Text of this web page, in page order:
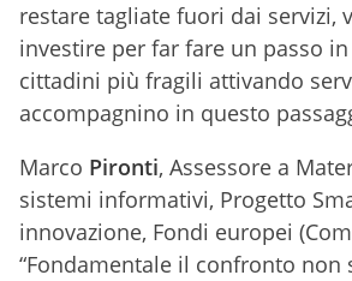
restare tagliate fuori dai servizi,
investire per far fare un passo
cittadini più fragili attivando
accompagnino in questo
Marco Pironti, Assessore a
sistemi informativi, Progetto
innovazione, Fondi europei
“Fondamentale il confronto non